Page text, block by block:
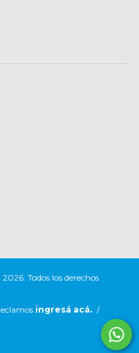
Todos los derechos
ingresá acá. /